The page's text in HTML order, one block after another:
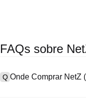
FAQs sobre
Q Onde Comprar NetZ